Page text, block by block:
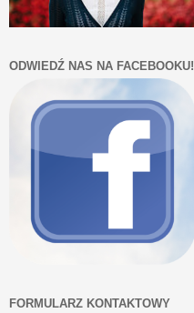
ODWIEDŹ NAS NA FACEBOOKU!
FORMULARZ KONTAKTOWY